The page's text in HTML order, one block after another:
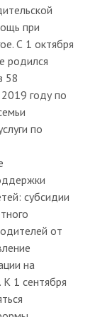
при
С 1 октября
родился
58
году по
по
субсидии
от
на
1 сентября